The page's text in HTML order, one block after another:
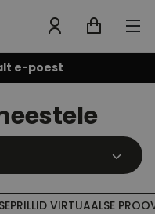
e-poest
VIRTUAALSE